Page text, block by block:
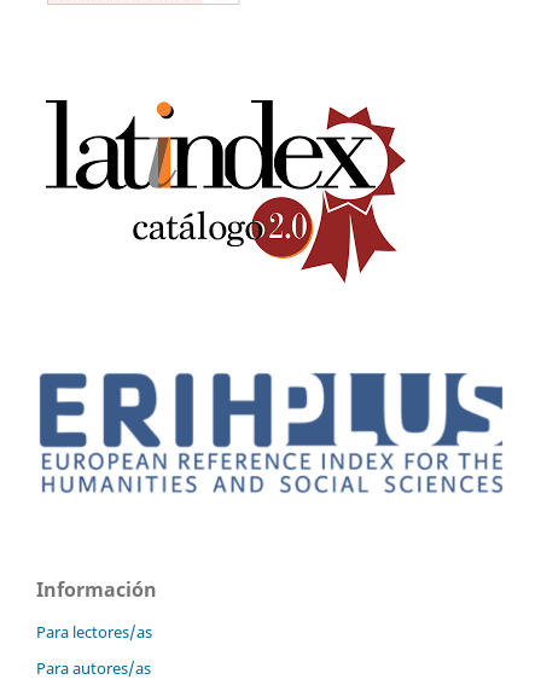
Información
Para lectores/as
Para autores/as